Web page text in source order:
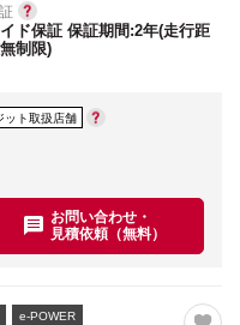
ド保証 保証期間:2年(走行距
制限)
ット取扱店舗
お問い合わせ・
見積依頼（無料）
e-POWER